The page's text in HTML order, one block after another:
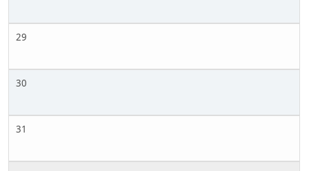
29
30
31